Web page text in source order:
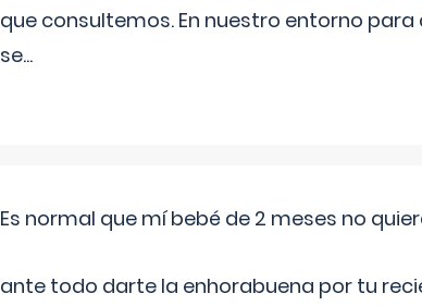
que consultemos. En nuestro entorno
se...
Es normal que mí bebé de 2 meses no
ante todo darte la enhorabuena por tu